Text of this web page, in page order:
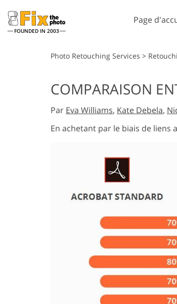
FOUNDED IN 2003
Page
Services de Retouche Photo
de Mariage
Services de retouche de
produits
Lightroom
Préréglages Lightroom
Collections complètes de
préréglages LR
prédéfinies
Photo Retouching Services >
COMPARAISON
Par Eva Williams, Kate Debela,
En achetant par le biais de